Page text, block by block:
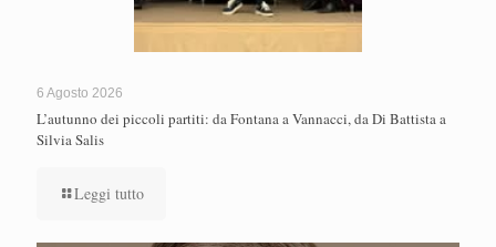
6 Agosto 2026
L’autunno dei piccoli partiti: da Fontana a Vannacci, da Di Battista a
Silvia Salis
Leggi tutto